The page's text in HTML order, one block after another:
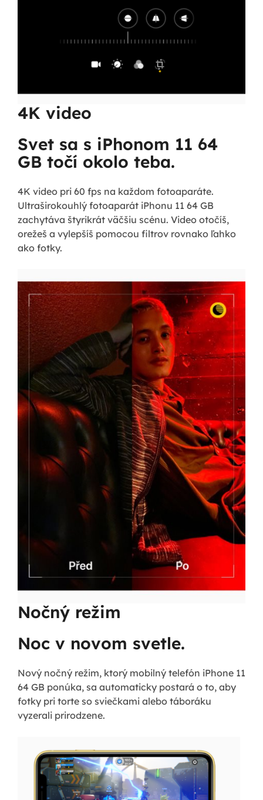
4K video
Svet sa s iPhonom 11 64
GB točí okolo teba.
4K video pri 60 fps na každom fotoaparáte.
Ultraširokouhlý fotoaparát iPhonu 11 64 GB
zachytáva štyrikrát väčšiu scénu. Video otočíš,
orežeš a vylepšíš pomocou filtrov rovnako ľahko
ako fotky.
Nočný režim
Noc v novom svetle.
Nový nočný režim, ktorý mobilný telefón iPhone 11
64 GB ponúka, sa automaticky postará o to, aby
fotky pri torte so sviečkami alebo táboráku
vyzerali prirodzene.